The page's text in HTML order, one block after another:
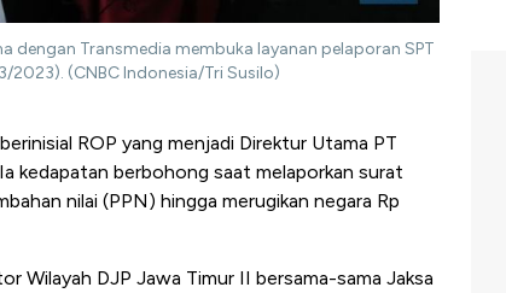
dengan Transmedia membuka layanan pelaporan SPT
2023). (CNBC Indonesia/Tri Susilo)
ROP yang menjadi Direktur Utama PT
kedapatan berbohong saat melaporkan surat
nilai (PPN) hingga merugikan negara Rp
Wilayah DJP Jawa Timur II bersama-sama Jaksa